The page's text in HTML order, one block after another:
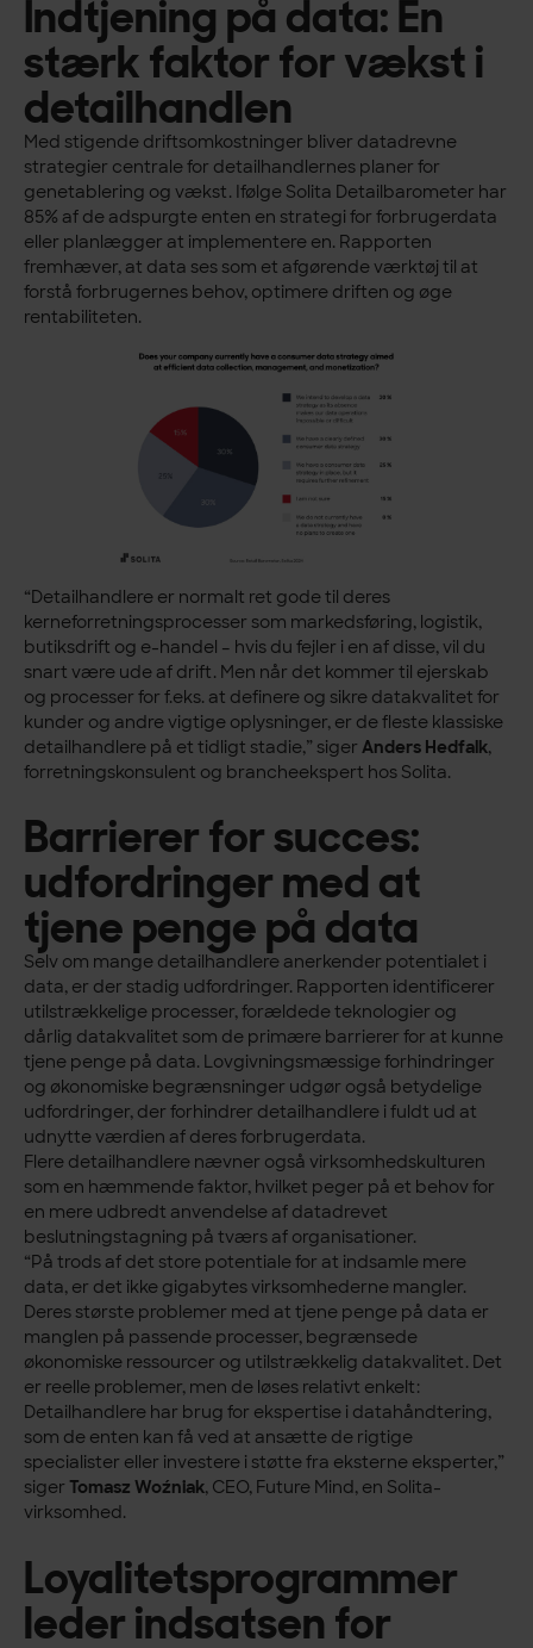
Indtjening på data: En
stærk faktor for vækst i
detailhandlen
Med stigende driftsomkostninger bliver datadrevne
strategier centrale for detailhandlernes planer for
genetablering og vækst. Ifølge Solita Detailbarometer har
85% af de adspurgte enten en strategi for forbrugerdata
eller planlægger at implementere en. Rapporten
fremhæver, at data ses som et afgørende værktøj til at
forstå forbrugernes behov, optimere driften og øge
rentabiliteten.
“Detailhandlere er normalt ret gode til deres
kerneforretningsprocesser som markedsføring, logistik,
butiksdrift og e-handel – hvis du fejler i en af disse, vil du
snart være ude af drift. Men når det kommer til ejerskab
og processer for f.eks. at definere og sikre datakvalitet for
kunder og andre vigtige oplysninger, er de fleste klassiske
detailhandlere på et tidligt stadie,” sigerAnders Hedfalk,
forretningskonsulent og brancheekspert hos Solita.
Barrierer for succes:
udfordringer med at
tjene penge på data
Selv om mange detailhandlere anerkender potentialet i
data, er der stadig udfordringer. Rapporten identificerer
utilstrækkelige processer, forældede teknologier og
dårlig datakvalitet som de primære barrierer for at kunne
tjene penge på data. Lovgivningsmæssige forhindringer
og økonomiske begrænsninger udgør også betydelige
udfordringer, der forhindrer detailhandlere i fuldt ud at
udnytte værdien af deres forbrugerdata.
Flere detailhandlere nævner også virksomhedskulturen
som en hæmmende faktor, hvilket peger på et behov for
en mere udbredt anvendelse af datadrevet
beslutningstagning på tværs af organisationer.
“På trods af det store potentiale for at indsamle mere
data, er det ikke gigabytes virksomhederne mangler.
Deres største problemer med at tjene penge på data er
manglen på passende processer, begrænsede
økonomiske ressourcer og utilstrækkelig datakvalitet. Det
er reelle problemer, men de løses relativt enkelt:
Detailhandlere har brug for ekspertise i datahåndtering,
som de enten kan få ved at ansætte de rigtige
specialister eller investere i støtte fra eksterne eksperter,”
siger Tomasz Woźniak, CEO, Future Mind, en Solita-
virksomhed.
Loyalitetsprogrammer
leder indsatsen for